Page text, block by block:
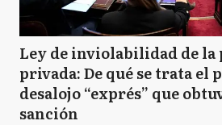
Ley de inviolabilidad de la
privada: De qué se trata el
desalojo “exprés” que
sanción